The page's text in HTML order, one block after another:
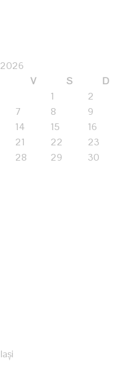
V S
D
1
2
7 8
9
14 15
16
21 22
23
28 29
30